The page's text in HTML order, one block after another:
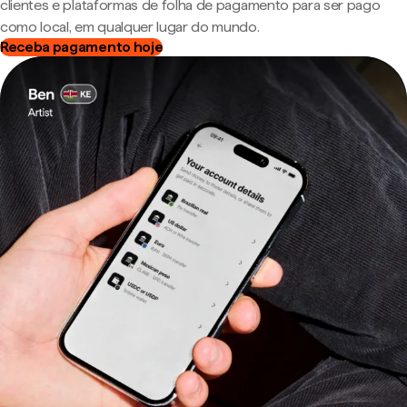
clientes e plataformas de folha de pagamento para ser pago
como local, em qualquer lugar do mundo.
Receba pagamento hoje